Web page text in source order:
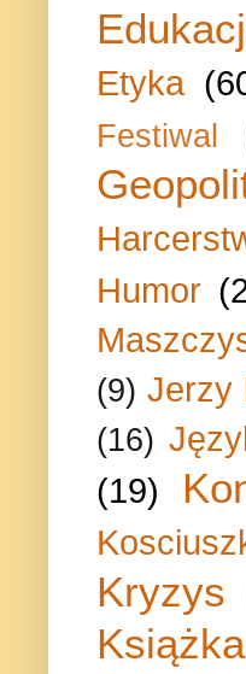
Etyka
Festiwal
Humor
(9) Jerzy
(16)
(19)
Kryzys
Książka